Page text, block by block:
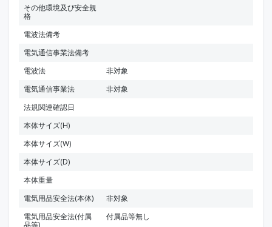
その他環境及び安全規
格
電波法備考
電気通信事業法備考
電波法
非対象
電気通信事業法
非対象
法規関連確認日
本体サイズ(H)
本体サイズ(W)
本体サイズ(D)
本体重量
電気用品安全法(本体)
非対象
電気用品安全法(付属
品等)
付属品等無し